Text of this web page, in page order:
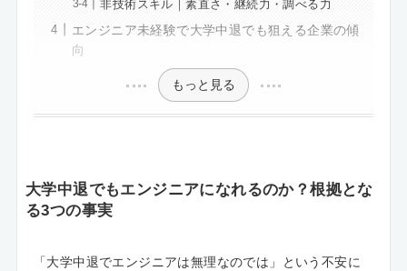
非技術スキル｜素直さ・継続力・調べる力
エンジニア未経験で大学中退でも狙える企業の傾
向
もっと見る
大学中退でもエンジニアになれるのか？根拠とな
る3つの事実
「大学中退でエンジニアは無理なのでは」という不安に